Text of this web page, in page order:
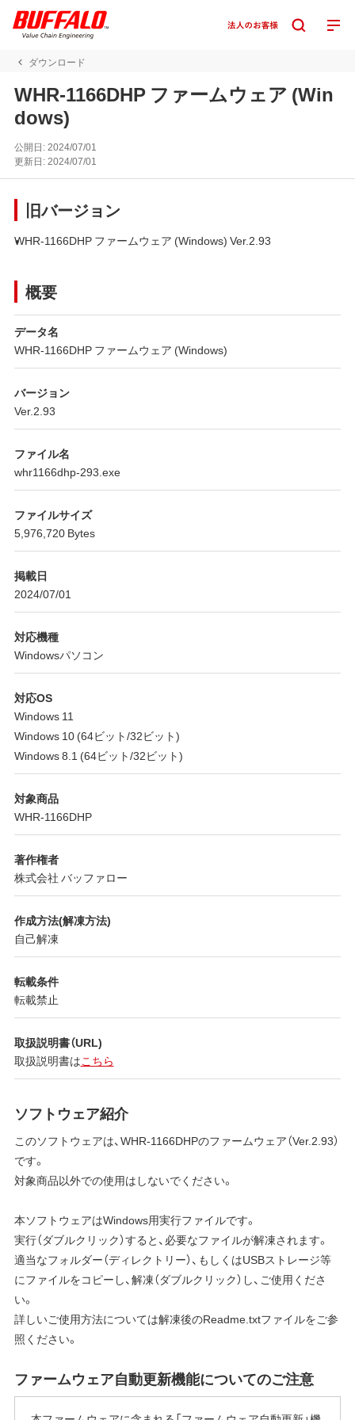
ダウンロード
WHR-1166DHP ファームウェア (Win
dows)
公開日:2024/07/01
更新日:2024/07/01
旧バージョン
WHR-1166DHP ファームウェア (Windows) Ver.2.93
概要
データ名
WHR-1166DHP ファームウェア (Windows)
バージョン
Ver.2.93
ファイル名
whr1166dhp-293.exe
ファイルサイズ
5,976,720 Bytes
掲載日
2024/07/01
対応機種
Windowsパソコン
対応OS
Windows 11
Windows 10 (64ビット/32ビット)
Windows 8.1 (64ビット/32ビット)
対象商品
WHR-1166DHP
著作権者
株式会社 バッファロー
作成方法(解凍方法)
自己解凍
転載条件
転載禁止
取扱説明書（URL)
取扱説明書はこちら
ソフトウェア紹介
このソフトウェアは、WHR-1166DHPのファームウェア（Ver.2.93）
です。
対象商品以外での使用はしないでください。
本ソフトウェアはWindows用実行ファイルです。
実行（ダブルクリック）すると、必要なファイルが解凍されます。
適当なフォルダー（ディレクトリー）、もしくはUSBストレージ等
にファイルをコピーし、解凍（ダブルクリック）し、ご使用くださ
い。
詳しいご使用方法については解凍後のReadme.txtファイルをご参
照ください。
ファームウェア自動更新機能についてのご注意